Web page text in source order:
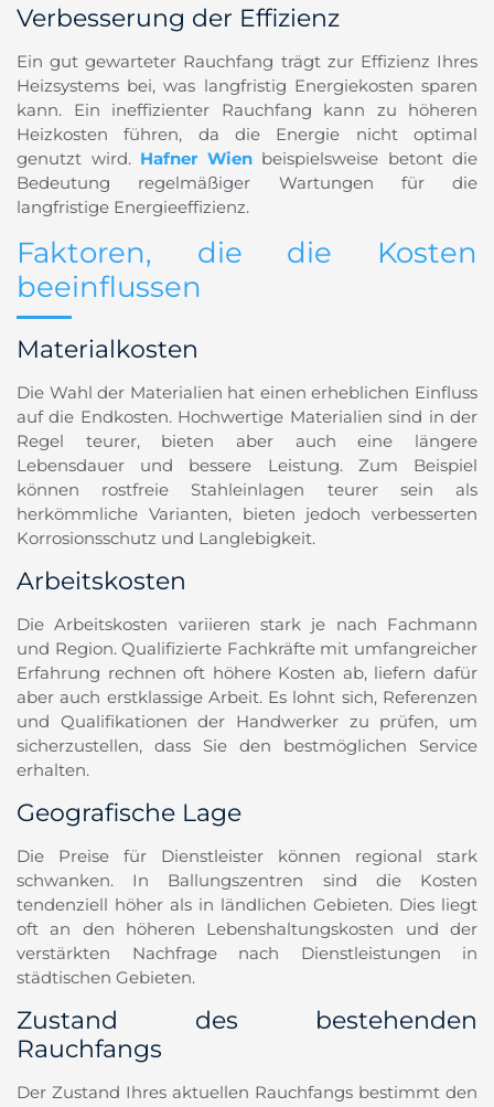
Verbesserung der Effizienz
Ein gut gewarteter Rauchfang trägt zur Effizienz Ihres
Heizsystems bei, was langfristig Energiekosten sparen
kann. Ein ineffizienter Rauchfang kann zu höheren
Heizkosten führen, da die Energie nicht optimal
genutzt wird. Hafner Wienbeispielsweise betont die
Bedeutung regelmäßiger Wartungen für die
langfristige Energieeffizienz.
Faktoren, die die Kosten
beeinflussen
Materialkosten
Die Wahl der Materialien hat einen erheblichen Einfluss
auf die Endkosten. Hochwertige Materialien sind in der
Regel teurer, bieten aber auch eine längere
Lebensdauer und bessere Leistung. Zum Beispiel
können rostfreie Stahleinlagen teurer sein als
herkömmliche Varianten, bieten jedoch verbesserten
Korrosionsschutz und Langlebigkeit.
Arbeitskosten
Die Arbeitskosten variieren stark je nach Fachmann
und Region. Qualifizierte Fachkräfte mit umfangreicher
Erfahrung rechnen oft höhere Kosten ab, liefern dafür
aber auch erstklassige Arbeit. Es lohnt sich, Referenzen
und Qualifikationen der Handwerker zu prüfen, um
sicherzustellen, dass Sie den bestmöglichen Service
erhalten.
Geografische Lage
Die Preise für Dienstleister können regional stark
schwanken. In Ballungszentren sind die Kosten
tendenziell höher als in ländlichen Gebieten. Dies liegt
oft an den höheren Lebenshaltungskosten und der
verstärkten Nachfrage nach Dienstleistungen in
städtischen Gebieten.
Zustand des bestehenden
Rauchfangs
Der Zustand Ihres aktuellen Rauchfangs bestimmt den